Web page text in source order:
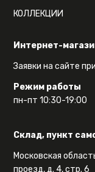
Интернет-
Заявки на сайте
Режим работы
пн-пт 10:30-19:00
Склад, пункт
Московская
проезд, д. 4, стр. 6
КОЛЛЕКЦИИ